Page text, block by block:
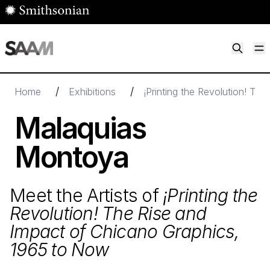
Skip to main content
Home / Exhibitions / ¡Printing the Revolution!
Malaquias
Montoya
Meet the Artists of ¡Printing the
Revolution! The Rise and
Impact of Chicano Graphics,
1965to Now